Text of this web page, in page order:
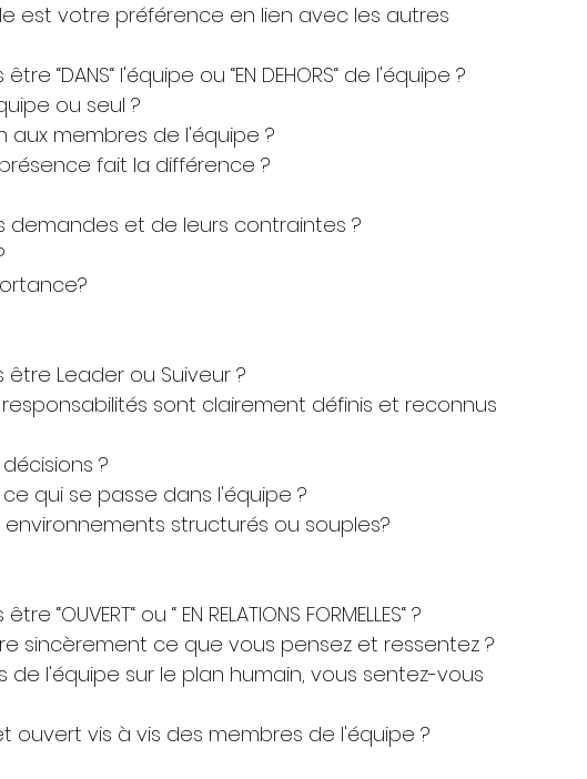
est votre préférence en lien avec les autres
“DANS“ l'équipe ou “EN DEHORS“ de l'équipe ?
ou seul ?
membres de l'équipe ?
fait la différence ?
demandes et de leurs contraintes ?
Leader ou Suiveur ?
sont clairement définis et reconnus
?
qui se passe dans l'équipe ?
structurés ou souples?
ou “ EN RELATIONS FORMELLES“ ?
sincèrement ce que vous pensez et ressentez ?
de l'équipe sur le plan humain, vous sentez-vous
ouvert vis à vis des membres de l'équipe ?